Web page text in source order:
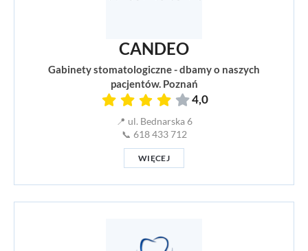
CANDEO
Gabinety stomatologiczne - dbamy o naszych
pacjentów. Poznań
4,0
📍 ul. Bednarska 6
📞 618 433 712
WIĘCEJ